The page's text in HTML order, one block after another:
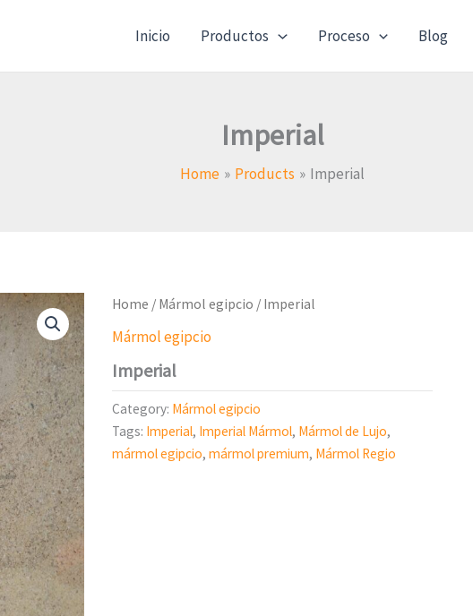
Inicio Productos Proceso Blog
Imperial
Home Products Imperial
Home / Mármol egipcio / Imperial
Mármol egipcio
Imperial
Category: Mármol egipcio
Tags: Imperial, Imperial Mármol, Mármol de Lujo,
mármol egipcio, mármol premium, Mármol Regio